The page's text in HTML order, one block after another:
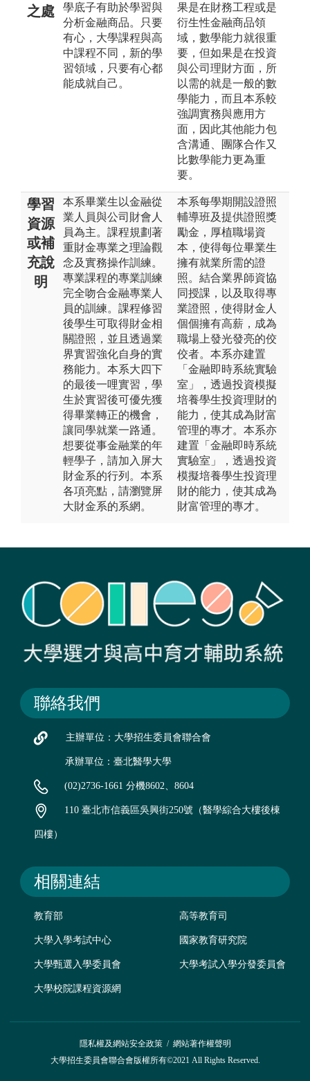
之處
學底子有助於學習與
分析金融商品。只要
有心，大學課程與高
中課程不同，新的學
習領域，只要有心都
能成就自己。
果是在財務工程或是
衍生性金融商品領
域，數學能力就很重
要，但如果是在投資
與公司理財方面，所
以需的就是一般的數
學能力，而且本系較
強調實務與應用方
面，因此其他能力包
含溝通、團隊合作又
比數學能力更為重
要。
學習
資源
或補
充說
明
本系畢業生以金融從
業人員與公司財會人
員為主。課程規劃著
重財金專業之理論觀
念及實務操作訓練。
專業課程的專業訓練
完全吻合金融專業人
員的訓練。課程修習
後學生可取得財金相
關證照，並且透過業
界實習強化自身的實
務能力。本系大四下
的最後一哩實習，學
生於實習後可優先獲
得畢業轉正的機會，
讓同學就業一路通。
想要從事金融業的年
輕學子，請加入屏大
財金系的行列。本系
各項亮點，請瀏覽屏
大財金系的系網。
本系每學期開設證照
輔導班及提供證照獎
勵金，厚植職場資
本，使得每位畢業生
擁有就業所需的證
照。結合業界師資協
同授課，以及取得專
業證照，使得財金人
個個擁有高薪，成為
職場上發光發亮的佼
佼者。本系亦建置
「金融即時系統實驗
室」，透過投資模擬
培養學生投資理財的
能力，使其成為財富
管理的專才。本系亦
建置「金融即時系統
實驗室」，透過投資
模擬培養學生投資理
財的能力，使其成為
財富管理的專才。
聯絡我們
主辦單位：大學招生委員會聯合會
承辦單位：臺北醫學大學
(02)2736-1661 分機8602、8604
110 臺北市信義區吳興街250號（醫學綜合大樓後棟
四樓）
相關連結
教育部 高等教育司
大學入學考試中心 國家教育研究院
大學甄選入學委員會 大學考試入學分發委員會
大學校院課程資源網
隱私權及網站安全政策/ 網站著作權聲明
大學招生委員會聯合會版權所有©2021 All Rights Reserved.